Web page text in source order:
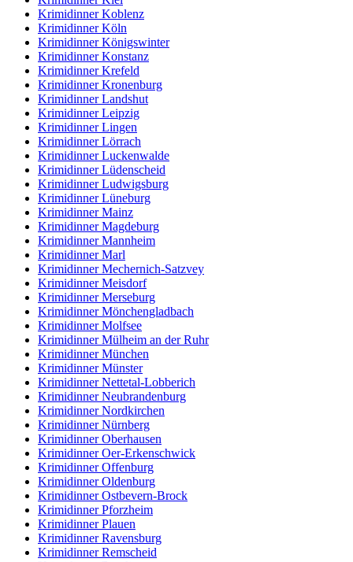
Krimidinner Koblenz
Krimidinner Köln
Krimidinner Königswinter
Krimidinner Konstanz
Krimidinner Krefeld
Krimidinner Kronenburg
Krimidinner Landshut
Krimidinner Leipzig
Krimidinner Lingen
Krimidinner Lörrach
Krimidinner Luckenwalde
Krimidinner Lüdenscheid
Krimidinner Ludwigsburg
Krimidinner Lüneburg
Krimidinner Mainz
Krimidinner Magdeburg
Krimidinner Mannheim
Krimidinner Marl
Krimidinner Mechernich-Satzvey
Krimidinner Meisdorf
Krimidinner Merseburg
Krimidinner Mönchengladbach
Krimidinner Molfsee
Krimidinner Mülheim an der Ruhr
Krimidinner München
Krimidinner Münster
Krimidinner Nettetal-Lobberich
Krimidinner Neubrandenburg
Krimidinner Nordkirchen
Krimidinner Nürnberg
Krimidinner Oberhausen
Krimidinner Oer-Erkenschwick
Krimidinner Offenburg
Krimidinner Oldenburg
Krimidinner Ostbevern-Brock
Krimidinner Pforzheim
Krimidinner Plauen
Krimidinner Ravensburg
Krimidinner Remscheid